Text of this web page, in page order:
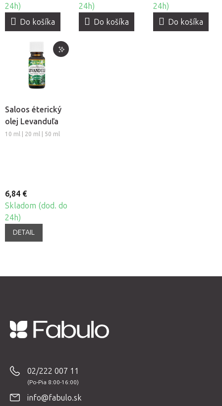
24h)
Do košíka
24h)
Do košíka
24h)
Do košíka
Saloos éterický
olej Levanduľa
10 ml | 20 ml | 50 ml
6,84 €
Skladom (dod. do
24h)
DETAIL
02/222 007 11
info@fabulo.sk